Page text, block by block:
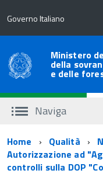
Governo Italiano
Ministero
della
e delle
Naviga
Percorso
di
Home Qualità
Autorizzazione ad
controlli sulla DOP